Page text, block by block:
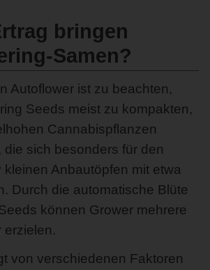
bringen
Samen?
Autoflower ist zu beachten,
Seeds meist zu kompakten,
Cannabispflanzen
sich besonders für den
kleinen Anbautöpfen mit etwa
Durch die automatische Blüte
können Grower mehrere
erzielen.
von verschiedenen Faktoren